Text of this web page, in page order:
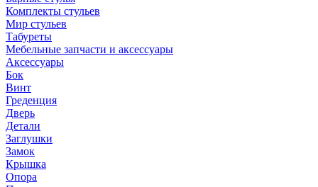
Комплекты стульев
Мир стульев
Табуреты
Мебельные запчасти и аксессуары
Аксессуары
Бок
Винт
Греденция
Дверь
Детали
Заглушки
Замок
Крышка
Опора